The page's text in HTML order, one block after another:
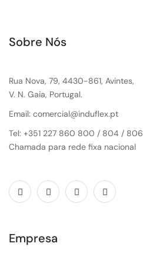
Sobre Nós
Rua Nova, 79, 4430-861, Avintes,
V. N. Gaia, Portugal.
Email: comercial@induflex.pt
Tel: +351 227 860 800 / 804 / 806
Chamada para rede fixa nacional
Empresa